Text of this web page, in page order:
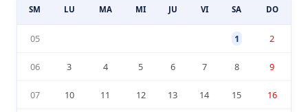
SM LU MA MI JU VI SA DO
05 1 2
06 3 4 5 6 7 8 9
07 10 11 12 13 14 15 16